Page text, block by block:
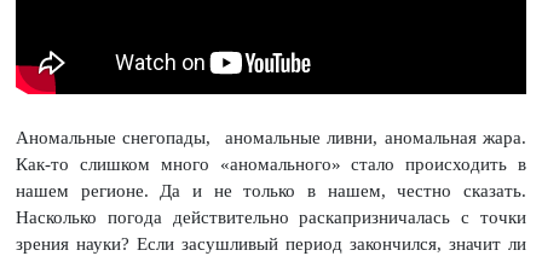
Аномальные снегопады, аномальные ливни, аномальная жара.
Как-то слишком много «аномального» стало происходить в
нашем регионе. Да и не только в нашем, честно сказать.
Насколько погода действительно раскапризничалась с точки
зрения науки? Если засушливый период закончился, значит ли